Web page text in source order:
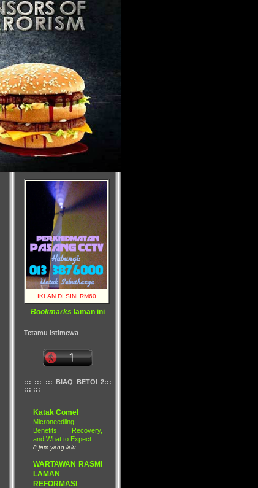
IKLAN DI SINI RM60
Bookmarks laman ini
Tetamu Istimewa
::: ::: ::: BIAQ BETOI 2:::
::: :::
Katak Comel
Microneedling:
Benefits, Recovery,
and What to Expect
8 jam yang lalu
WARTAWAN RASMI
LAMAN
REFORMASI